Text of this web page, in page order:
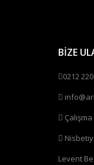
BİZE
0212
Levent